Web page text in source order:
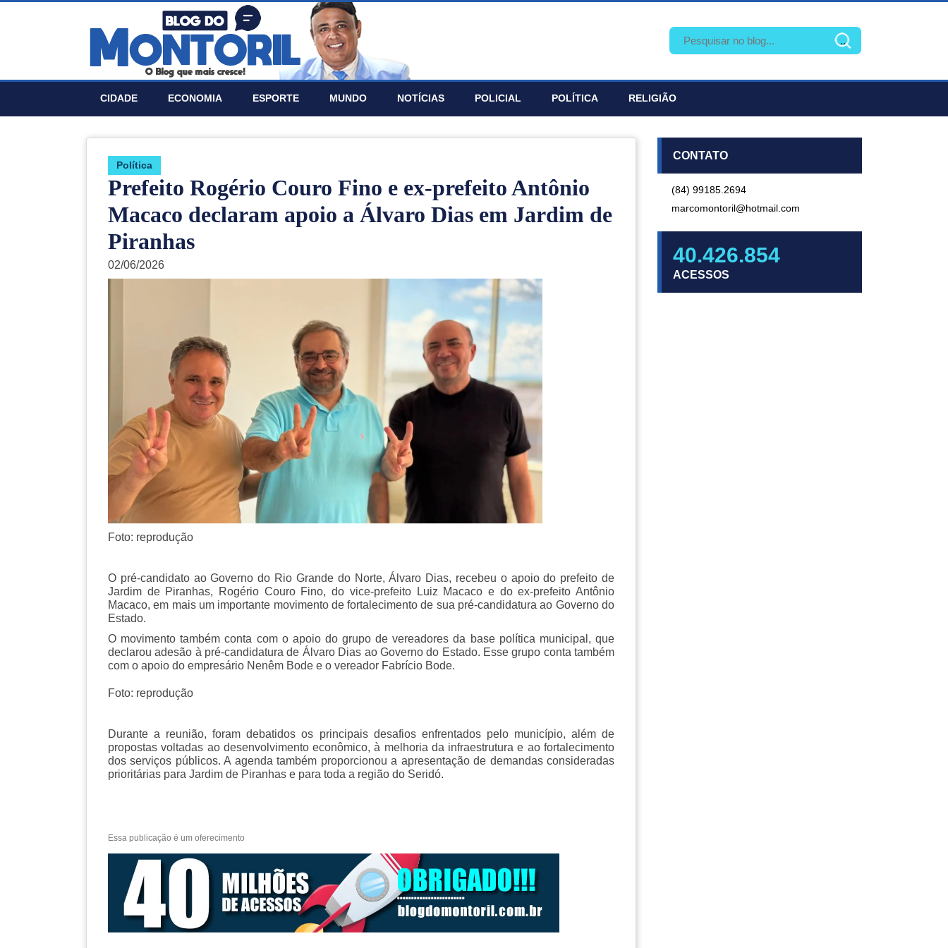
CIDADE ECONOMIA ESPORTE MUNDO NOTÍ­CIAS POLICIAL POLÍTICA RELIGIÃO
Política
Prefeito Rogério Couro Fino e ex-prefeito Antônio
Macaco declaram apoio a Álvaro Dias em Jardim de
Piranhas
02/06/2026
Foto: reprodução
O pré-candidato ao Governo do Rio Grande do Norte, Álvaro Dias, recebeu o apoio do prefeito de
Jardim de Piranhas, Rogério Couro Fino, do vice-prefeito Luiz Macaco e do ex-prefeito Antônio
Macaco, em mais um importante movimento de fortalecimento de sua pré-candidatura ao Governo do
Estado.
O movimento também conta com o apoio do grupo de vereadores da base política municipal, que
declarou adesão à pré-candidatura de Álvaro Dias ao Governo do Estado. Esse grupo conta também
com o apoio do empresário Nenêm Bode e o vereador Fabrício Bode.
Foto: reprodução
Durante a reunião, foram debatidos os principais desafios enfrentados pelo município, além de
propostas voltadas ao desenvolvimento econômico, à melhoria da infraestrutura e ao fortalecimento
dos serviços públicos. A agenda também proporcionou a apresentação de demandas consideradas
prioritárias para Jardim de Piranhas e para toda a região do Seridó.
Essa publicação é um oferecimento
CONTATO
(84) 99185.2694
marcomontoril@hotmail.com
40.426.854
ACESSOS